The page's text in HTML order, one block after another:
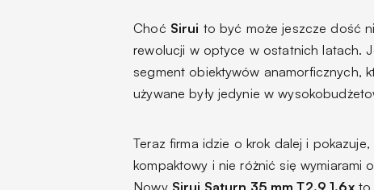
Choć Sirui to być może jeszcze dość
rewolucji w optyce w ostatnich latach.
segment obiektywów anamorficznych,
używane były jedynie w
Teraz firma idzie o krok dalej i
kompaktowy i nie różnić się wymiarami
Nowy Sirui Saturn 35 mm T2.9 1.6xto